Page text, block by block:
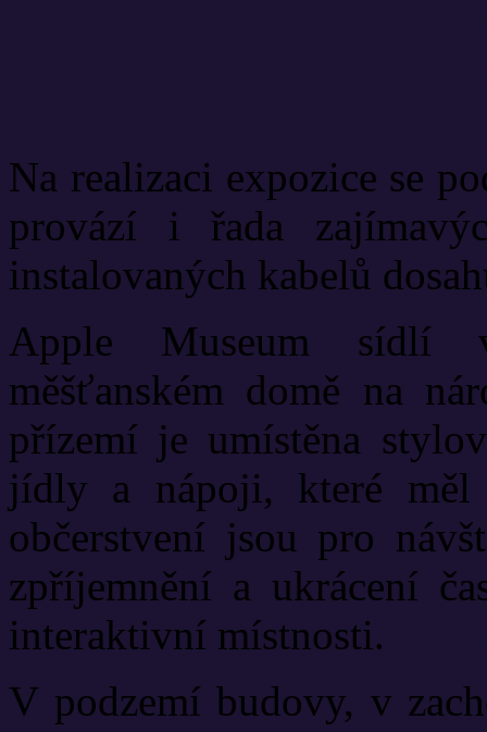
Na realizaci expozice se
provází i řada
instalovaných kabelů
Apple Museum sídlí v
měšťanském domě na
přízemí je umístěna
jídly a nápoji, které
občerstvení jsou pro
zpříjemnění a ukrácení
interaktivní místnosti.
V podzemí budovy, v